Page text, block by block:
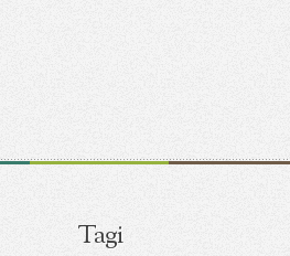
Tagi